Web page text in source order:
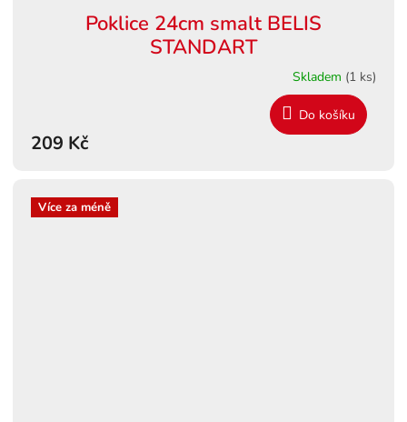
Poklice 24cm smalt BELIS
STANDART
Skladem (1 ks)
209 Kč
Do košíku
Více za méně